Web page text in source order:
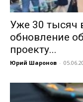
Уже 30 тысяч
обновление
проекту...
Юрий Шаронов -